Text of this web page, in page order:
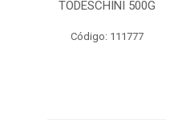
TODESCHINI 500G
Código: 111777